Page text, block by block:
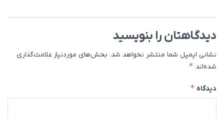
دیدگاهتان را بنویسید
نشانی ایمیل شما منتشر نخواهد شد. بخش‌های موردنیاز علامت‌گذاری
شده‌اند *
دیدگاه *